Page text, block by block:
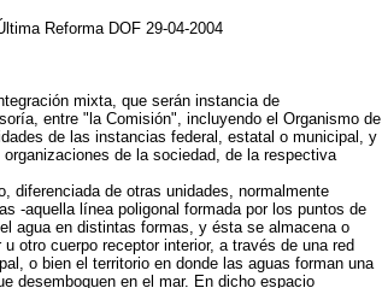
Reforma DOF 29-04-2004
mixta, que serán instancia de
entre "la Comisión", incluyendo el Organismo de
de las instancias federal, estatal o municipal, y
de la sociedad, de la respectiva
diferenciada de otras unidades, normalmente
-aquella línea poligonal formada por los puntos de
agua en distintas formas, y ésta se almacena o
otro cuerpo receptor interior, a través de una red
o bien el territorio en donde las aguas forman una
desemboquen en el mar. En dicho espacio